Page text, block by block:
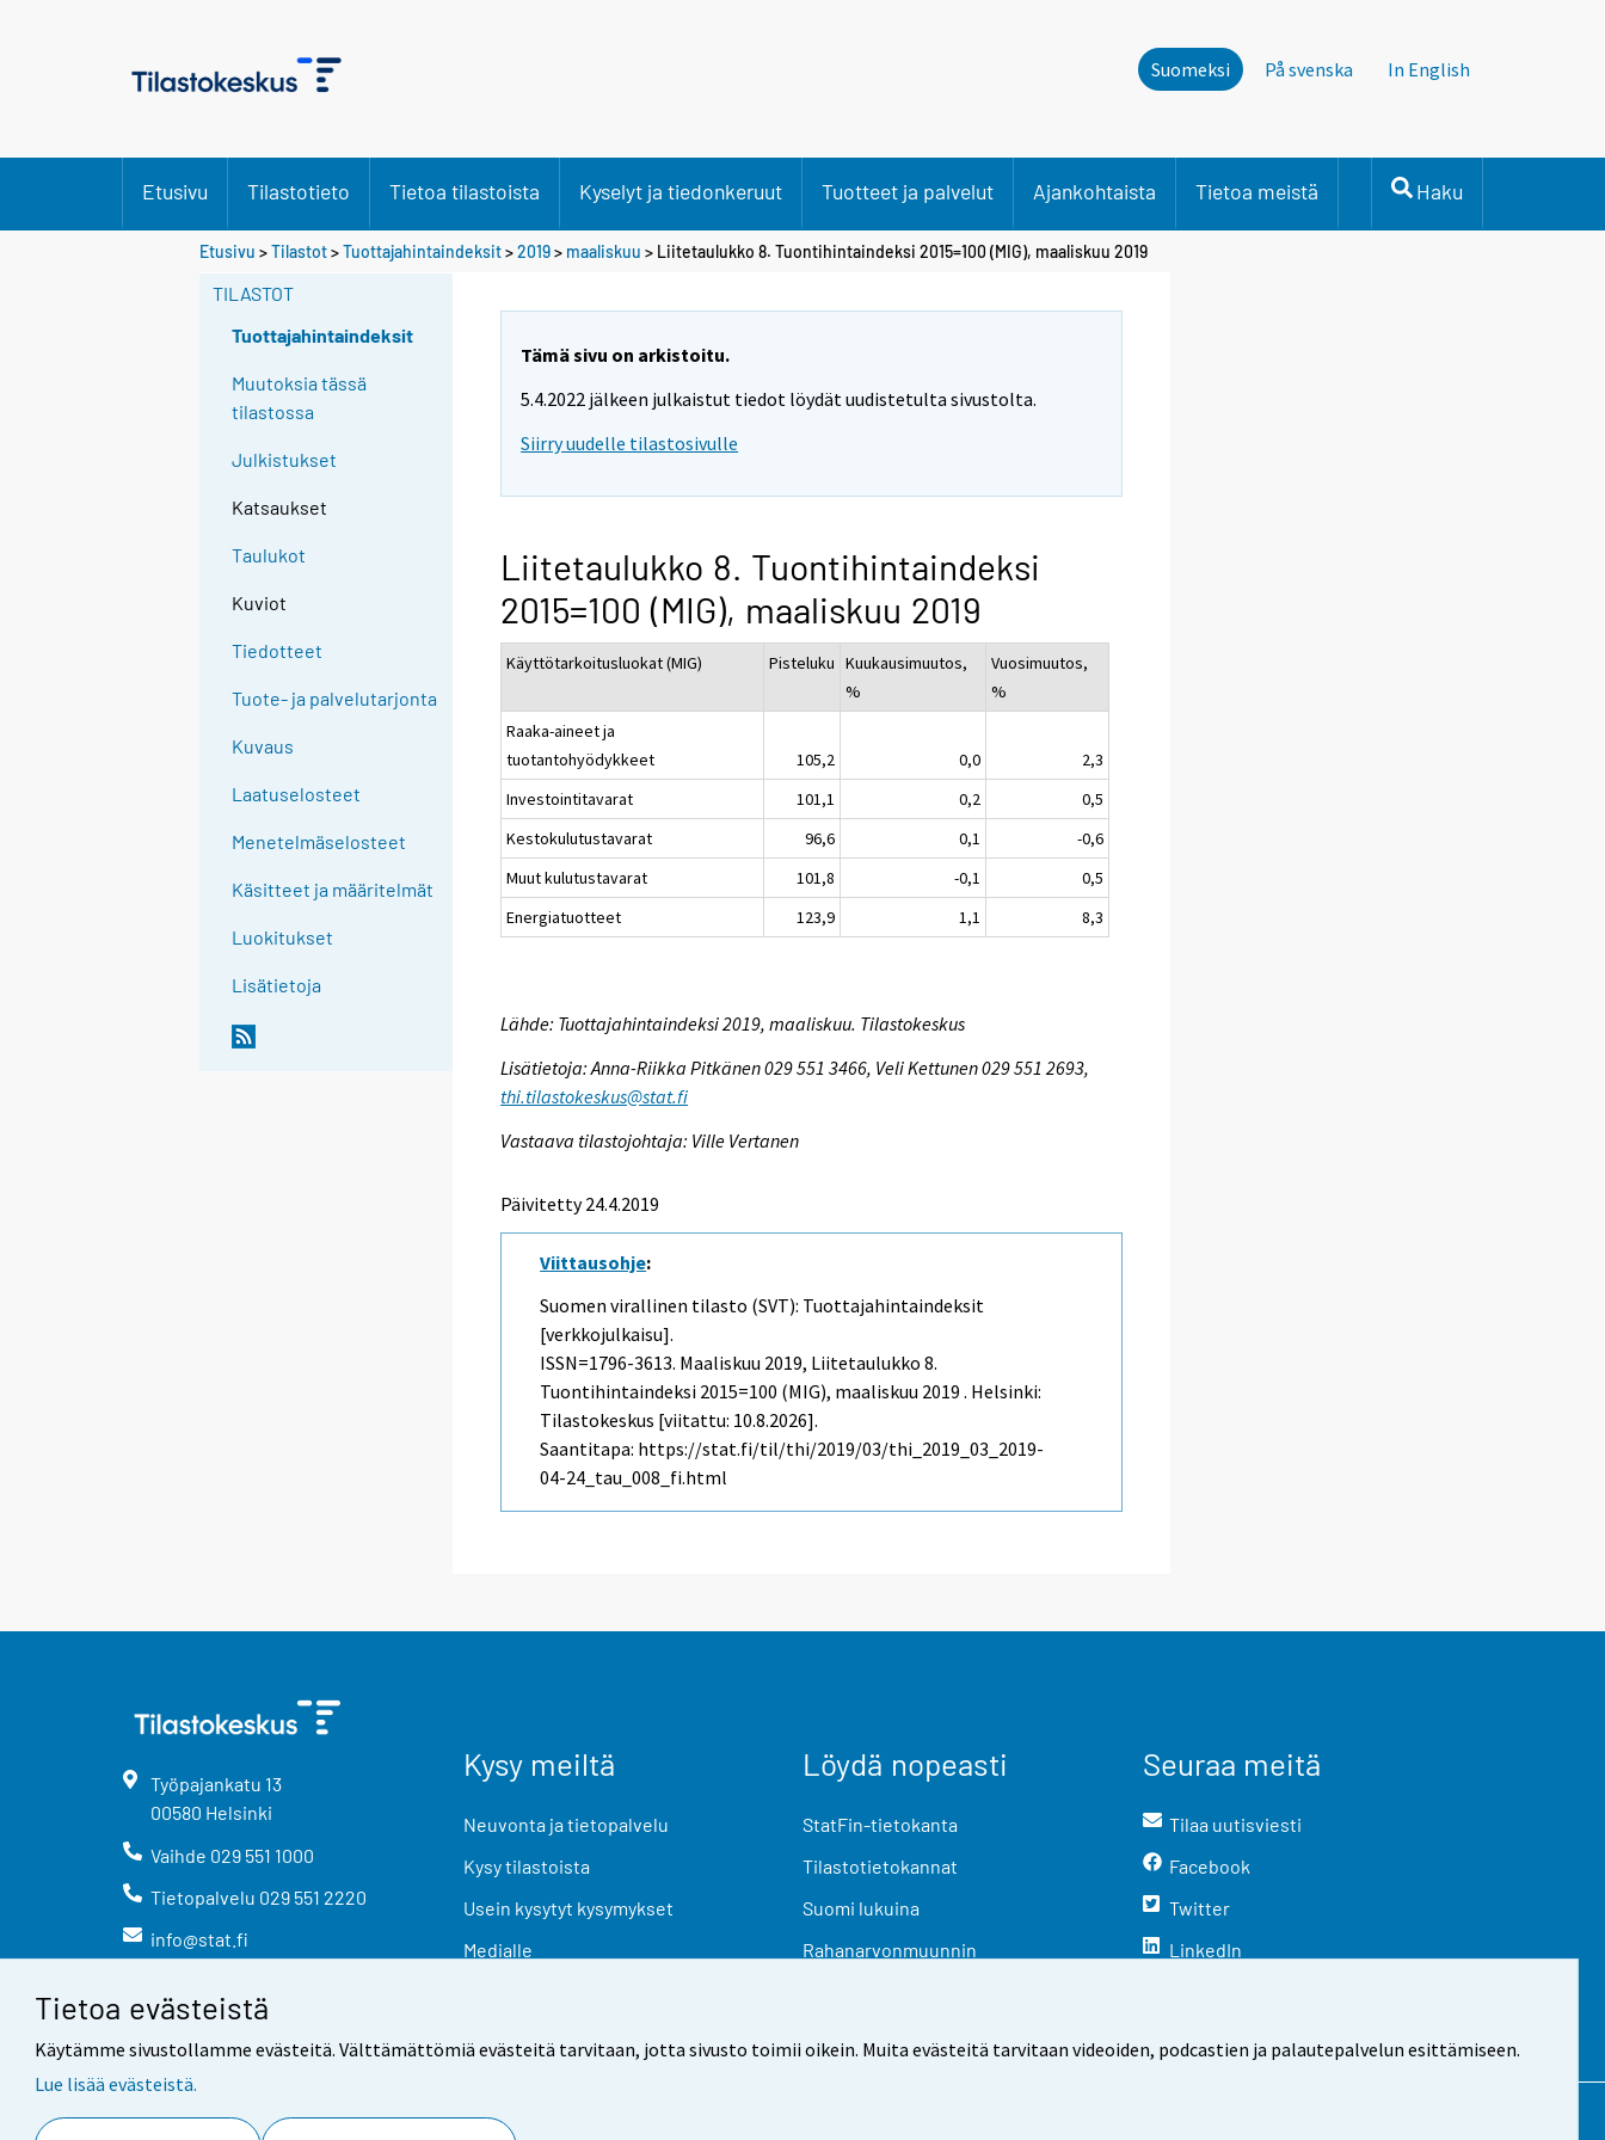
Tietoa evästeistä
Käytämme sivustollamme evästeitä. Välttämättömiä evästeitä tarvitaan, jotta sivusto toimii oikein. Muita evästeitä tarvitaan videoiden, podcastien ja palautepalvelun esittämiseen.
Lue lisää evästeistä.
Suomeksi På svenska In English
Etusivu Tilastotieto Tietoa tilastoista Kyselyt ja tiedonkeruut Tuotteet ja palvelut Ajankohtaista Tietoa meistä Haku
Etusivu >Tilastot>Tuottajahintaindeksit>2019> maaliskuu > Liitetaulukko 8. Tuontihintaindeksi 2015=100 (MIG), maaliskuu 2019
TILASTOT
Tuottajahintaindeksit
Muutoksia tässä
tilastossa
Julkistukset
Katsaukset
Taulukot
Kuviot
Tiedotteet
Tuote- ja palvelutarjonta
Kuvaus
Laatuselosteet
Menetelmäselosteet
Käsitteet ja määritelmät
Luokitukset
Lisätietoja
Tämä sivu on arkistoitu.
5.4.2022 jälkeen julkaistut tiedot löydät uudistetulta sivustolta.
Siirry uudelle tilastosivulle
Liitetaulukko 8. Tuontihintaindeksi
2015=100 (MIG), maaliskuu 2019
Käyttötarkoitusluokat (MIG) Pisteluku Kuukausimuutos,
%
Vuosimuutos,
%
Raaka-aineet ja
tuotantohyödykkeet
105,2 0,0
2,3
Investointitavarat
101,1 0,2
0,5
Kestokulutustavarat
96,6 0,1
-0,6
Muut kulutustavarat
101,8 -0,1
0,5
Energiatuotteet
123,9 1,1 8,3
Lähde: Tuottajahintaindeksi 2019, maaliskuu. Tilastokeskus
Lisätietoja: Anna-Riikka Pitkänen 029 551 3466, Veli Kettunen 029 551 2693,
thi.tilastokeskus@stat.fi
Vastaava tilastojohtaja: Ville Vertanen
Päivitetty 24.4.2019
Viittausohje:
Suomen virallinen tilasto (SVT): Tuottajahintaindeksit
[verkkojulkaisu].
ISSN=1796-3613. Maaliskuu 2019, Liitetaulukko 8.
Tuontihintaindeksi 2015=100 (MIG), maaliskuu 2019 . Helsinki:
Tilastokeskus [viitattu: 10.8.2026].
Saantitapa: https://stat.fi/til/thi/2019/03/thi_2019_03_2019-
04-24_tau_008_fi.html
Työpajankatu 13
00580 Helsinki
Vaihde 029 551 1000
Tietopalvelu 029 551 2220
info@stat.fi
Kysy meiltä
Neuvonta ja tietopalvelu
Kysy tilastoista
Usein kysytyt kysymykset
Medialle
Löydä nopeasti
StatFin-tietokanta
Tilastotietokannat
Suomi lukuina
Rahanarvonmuunnin
Seuraa meitä
Tilaa uutisviesti
Facebook
Twitter
LinkedIn
Palaute